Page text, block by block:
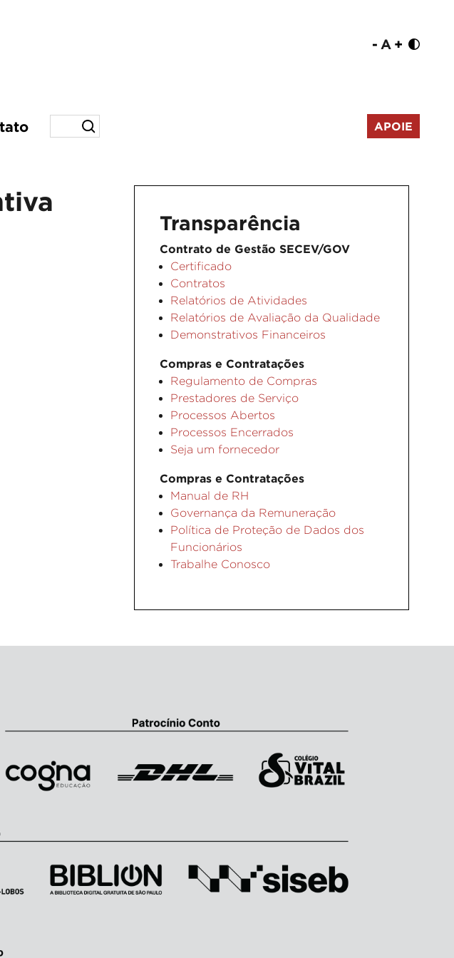
- A +
APOIE
Transparência
Contrato de Gestão SECEV/GOV
Certificado
Contratos
Relatórios de Atividades
Relatórios de Avaliação da Qualidade
Demonstrativos Financeiros
Compras e Contratações
Regulamento de Compras
Prestadores de Serviço
Processos Abertos
Processos Encerrados
Seja um fornecedor
Compras e Contratações
Manual de RH
Governança da Remuneração
Política de Proteção de Dados dos
Funcionários
Trabalhe Conosco